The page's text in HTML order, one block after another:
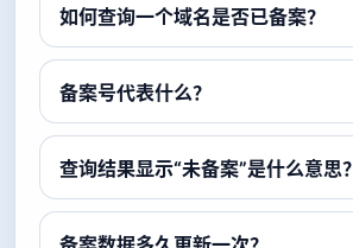
如何查询一个域名是否已备案？
备案号代表什么？
查询结果显示“未备案”是什么意思？